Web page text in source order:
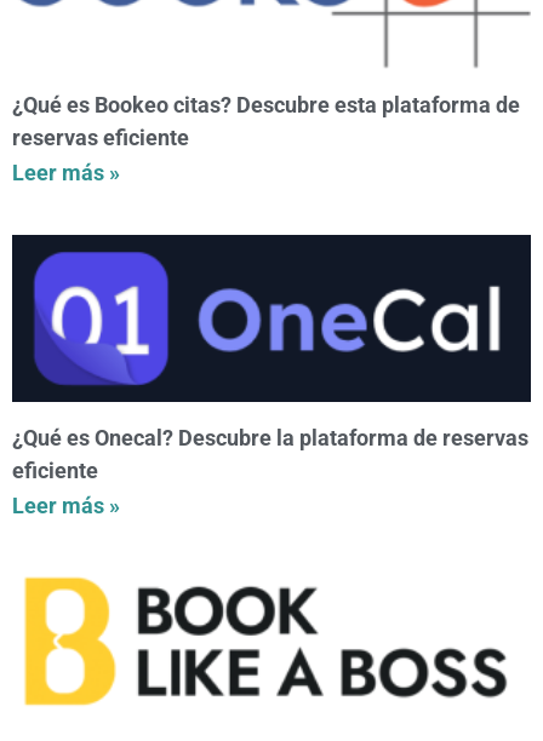
¿Qué es Bookeo citas? Descubre esta plataforma de
reservas eficiente
Leer más »
¿Qué es Onecal? Descubre la plataforma de reservas
eficiente
Leer más »